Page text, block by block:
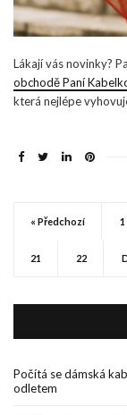
Lákají vás novinky?
obchodě Paní
která nejlépe
« Předchozí 1
21 22
Počítá se dámská
odletem